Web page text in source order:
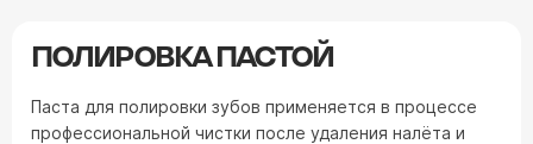
ПОЛИРОВКА ПАСТОЙ
Паста для полировки зубов применяется в процессе
профессиональной чистки после удаления налёта и